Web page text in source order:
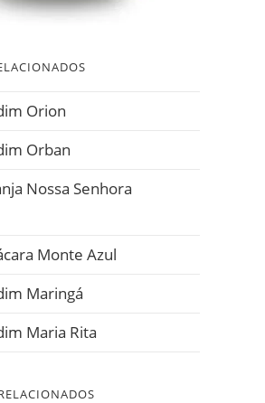
Orion
Orban
Nossa Senhora
Monte Azul
Maringá
Maria Rita